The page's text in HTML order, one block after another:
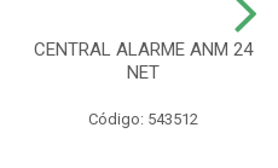
CENTRAL ALARME ANM 24
NET
Código: 543512